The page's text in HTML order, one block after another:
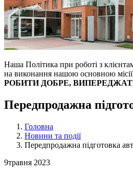
Наша Політика при роботі з
на виконання нашою основною
РОБИТИ ДОБРЕ,
Передпродажна
Головна
Новини та події
Передпродажна підготовка
9травня 2023